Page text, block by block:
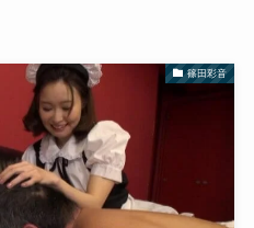
篠田彩音